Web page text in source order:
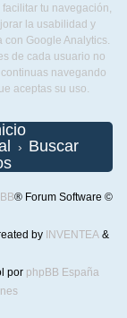
tu navegación,
la usabilidad y
con Google Analytics.
de cada usuario no
navegando
aceptas su uso.
Buscar
® Forum Software ©
by INVENTEA &
por phpBB España